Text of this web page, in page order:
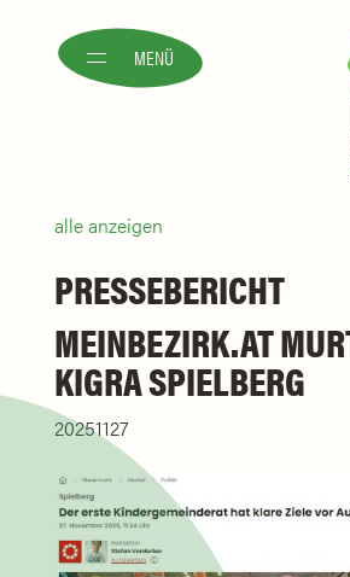
MENÜ
alle anzeigen
PRESSEBERICHT
MEINBEZIRK.AT
KIGRA SPIELBERG
20251127